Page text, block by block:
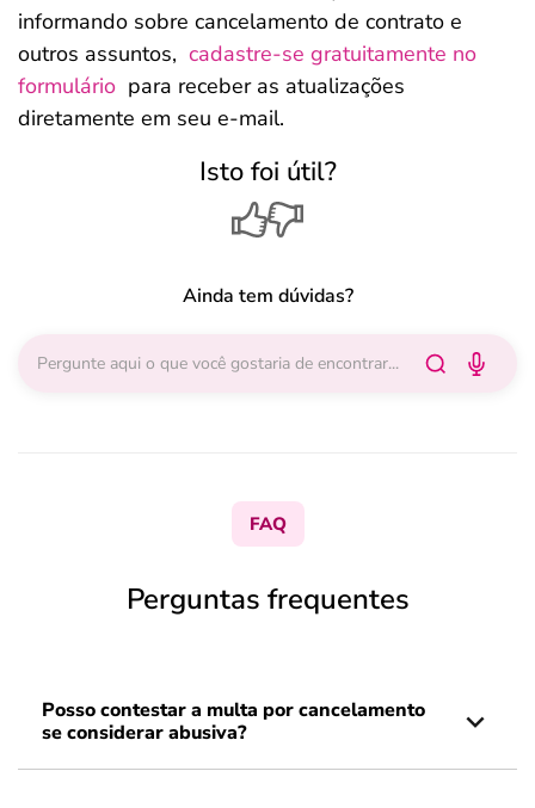
informando sobre cancelamento de contrato e
outros assuntos, cadastre-se gratuitamente no
formulário para receber as atualizações
diretamente em seu e-mail.
Isto foi útil?
Ainda tem dúvidas?
FAQ
Perguntas frequentes
Posso contestar a multa por cancelamento
se considerar abusiva?